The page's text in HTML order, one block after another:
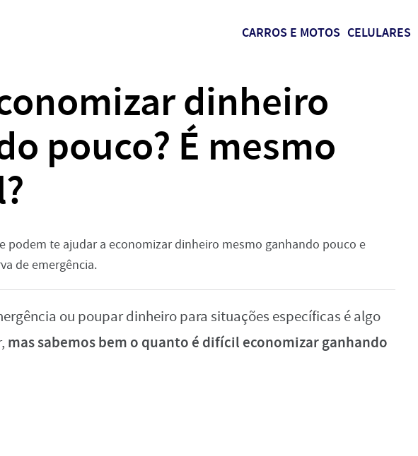
CARROS E MOTOS CELULARES
dinheiro
pouco? É mesmo
podem te ajudar a economizar dinheiro mesmo ganhando pouco e
de emergência.
ou poupar dinheiro para situações específicas é algo
mas sabemos bem o quanto é difícil economizar ganhando